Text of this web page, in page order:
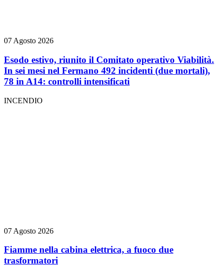
07 Agosto 2026
Esodo estivo, riunito il Comitato operativo Viabilità.
In sei mesi nel Fermano 492 incidenti (due mortali),
78 in A14: controlli intensificati
INCENDIO
07 Agosto 2026
Fiamme nella cabina elettrica, a fuoco due
trasformatori